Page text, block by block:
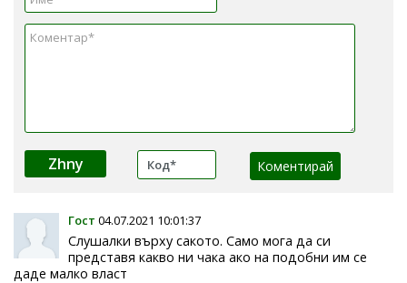
Zhny
Гост 04.07.2021 10:01:37
Слушалки върху сакото. Само мога да си
представя какво ни чака ако на подобни им се
даде малко власт